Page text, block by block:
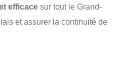
efficace sur tout le Grand-
et assurer la continuité de